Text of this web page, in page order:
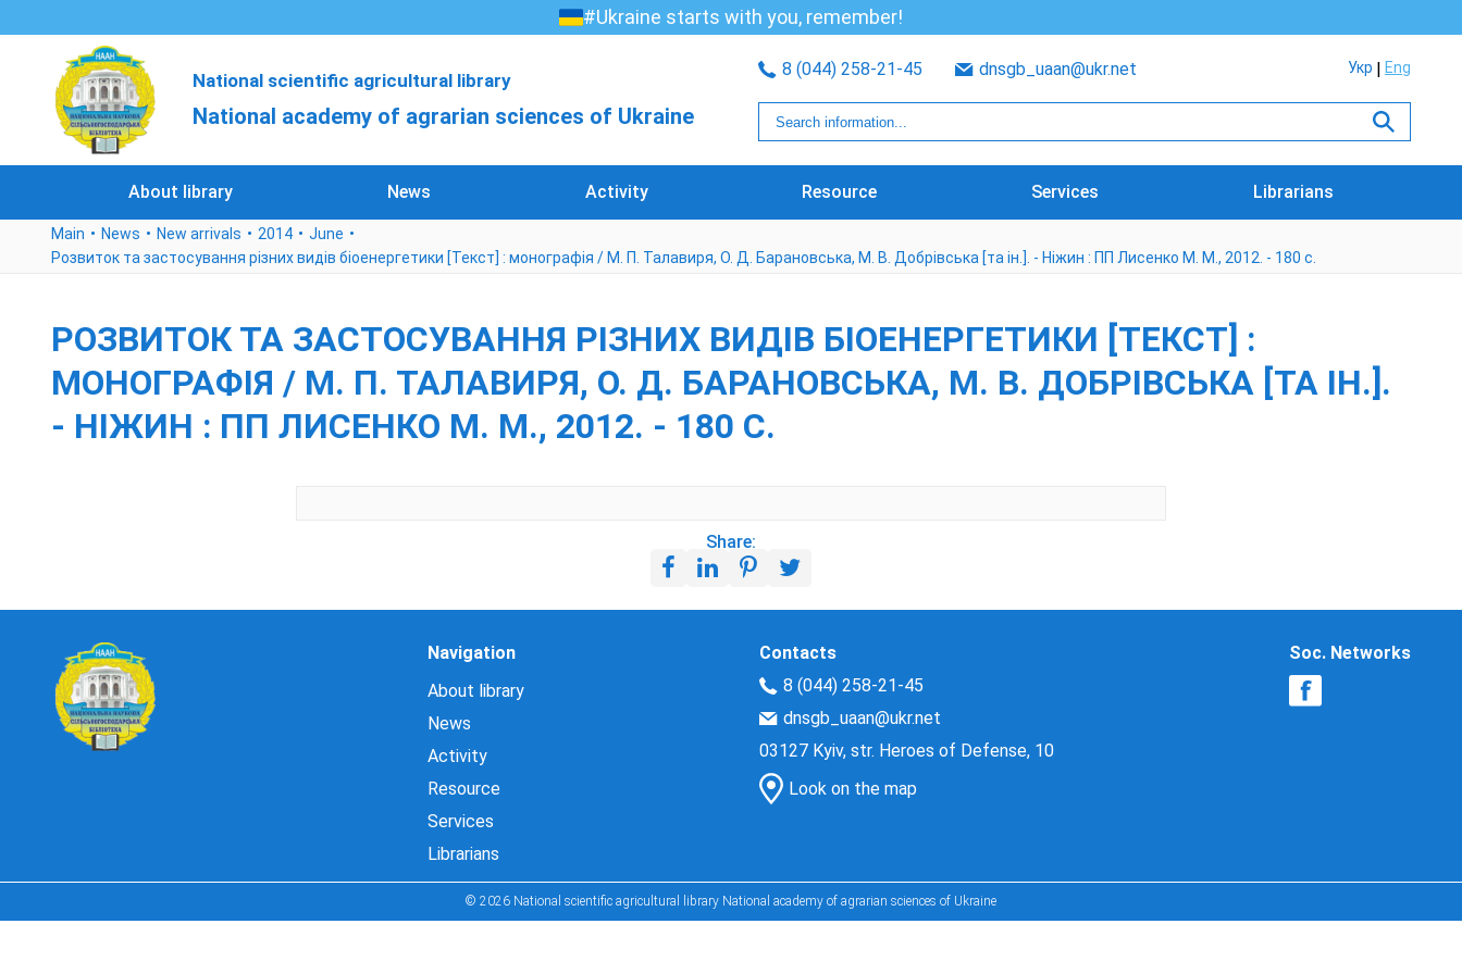
#Ukraine starts with you, remember!
National scientific agricultural library
National academy of agrarian sciences of Ukraine
8 (044) 258-21-45 dnsgb_uaan@ukr.net Укр Eng
About library News Activity Resource Services Librarians
Main News New arrivals 2014
June
Розвиток та застосування різних видів біоенергетики [Текст] : монографія / М. П. Талавиря, О. Д. Барановська, М. В. Добрівська [та ін.]. - Ніжин : ПП Лисенко М. М., 2012. - 180 с.
РОЗВИТОК ТА ЗАСТОСУВАННЯ РІЗНИХ ВИДІВ БІОЕНЕРГЕТИКИ [ТЕКСТ] :
МОНОГРАФІЯ / М. П. ТАЛАВИРЯ, О. Д. БАРАНОВСЬКА, М. В. ДОБРІВСЬКА [ТА ІН.].
- НІЖИН : ПП ЛИСЕНКО М. М., 2012. - 180 С.
Share:
Navigation
About library
News
Activity
Resource
Services
Librarians
Contacts
8 (044) 258-21-45
dnsgb_uaan@ukr.net
03127 Kyiv, str. Heroes of Defense, 10
Look on the map
Soc. Networks
© 2026 National scientific agricultural library National academy of agrarian sciences of Ukraine